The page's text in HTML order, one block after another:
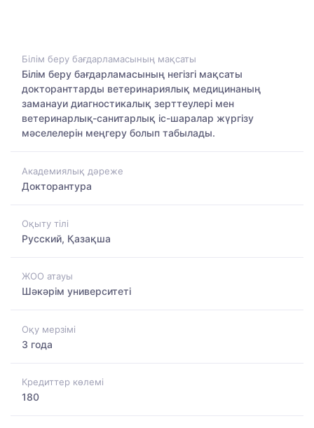
Білім беру бағдарламасының мақсаты
Білім беру бағдарламасының негізгі мақсаты
докторанттарды ветеринариялық медицинаның
заманауи диагностикалық зерттеулері мен
ветеринарлық-санитарлық іс-шаралар жүргізу
мәселелерін меңгеру болып табылады.
Академиялық дәреже
Докторантура
Оқыту тілі
Русский, Қазақша
ЖОО атауы
Шәкәрім университеті
Оқу мерзімі
3 года
Кредиттер көлемі
180